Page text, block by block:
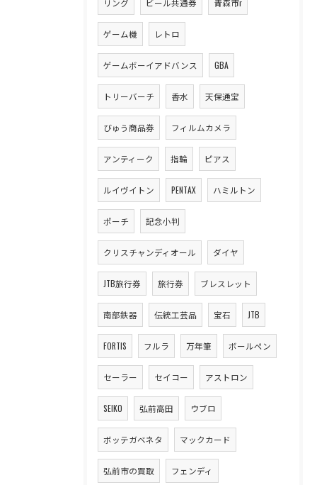
リング ビール共通券 青森市r
ゲーム機 レトロ
ゲームボーイアドバンス GBA
トリーバーチ 香水 天保通宝
びゅう商品券 フィルムカメラ
アンティーク 指輪 ピアス
ルイヴイトン PENTAX ハミルトン
ポーチ 記念小判
クリスチャンディオール ダイヤ
JTB旅行券 旅行券 ブレスレット
南部鉄器 伝統工芸品 宝石 JTB
FORTIS フルラ 万年筆 ボールペン
セーラー セイコー アストロン
SEIKO 弘前高田 ウブロ
ボッテガベネタ マックカード
弘前市の買取 フェンディ